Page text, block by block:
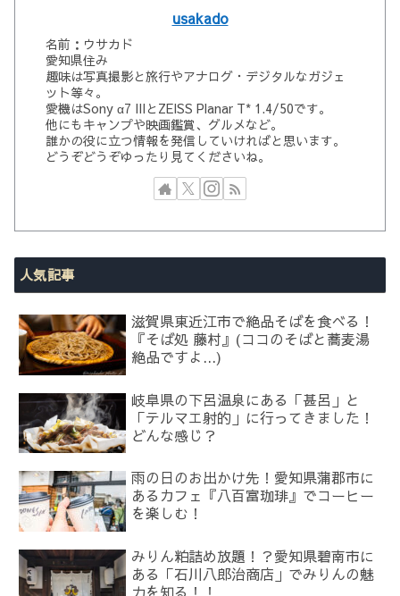
usakado
名前：ウサカド
愛知県住み
趣味は写真撮影と旅行やアナログ・デジタルなガジェ
ット等々。
愛機はSony α7 IIIとZEISS Planar T* 1.4/50です。
他にもキャンプや映画鑑賞、グルメなど。
誰かの役に立つ情報を発信していければと思います。
どうぞどうぞゆったり見てくださいね。
人気記事
滋賀県東近江市で絶品そばを食べる！
『そば処 藤村』(ココのそばと蕎麦湯
絶品ですよ...)
岐阜県の下呂温泉にある「甚呂」と
「テルマエ射的」に行ってきました！
どんな感じ？
雨の日のお出かけ先！愛知県蒲郡市に
あるカフェ『八百富珈琲』でコーヒー
を楽しむ！
みりん粕詰め放題！？愛知県碧南市に
ある「石川八郎治商店」でみりんの魅
力を知る！！